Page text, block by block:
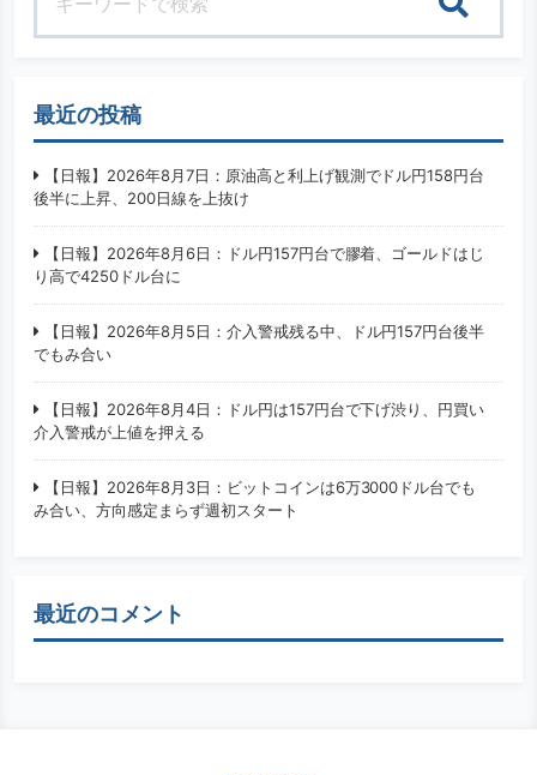
最近の投稿
【日報】2026年8月7日：原油高と利上げ観測でドル円158円台
後半に上昇、200日線を上抜け
【日報】2026年8月6日：ドル円157円台で膠着、ゴールドはじ
り高で4250ドル台に
【日報】2026年8月5日：介入警戒残る中、ドル円157円台後半
でもみ合い
【日報】2026年8月4日：ドル円は157円台で下げ渋り、円買い
介入警戒が上値を押える
【日報】2026年8月3日：ビットコインは6万3000ドル台でも
み合い、方向感定まらず週初スタート
最近のコメント